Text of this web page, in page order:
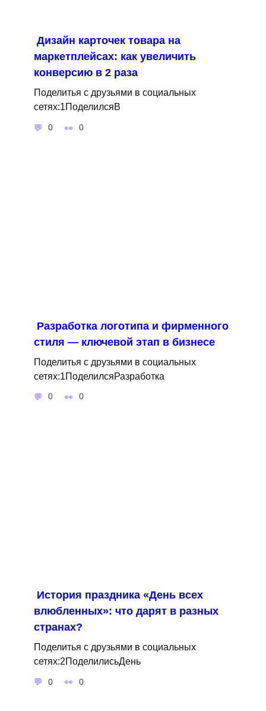
Дизайн карточек товара на
маркетплейсах: как увеличить
конверсию в 2 раза
Поделитья с друзьями в социальных
сетях:1ПоделилсяВ
0 0
Разработка логотипа и фирменного
стиля — ключевой этап в бизнесе
Поделитья с друзьями в социальных
сетях:1ПоделилсяРазработка
0 0
История праздника «День всех
влюбленных»: что дарят в разных
странах?
Поделитья с друзьями в социальных
сетях:2ПоделилисьДень
0 0